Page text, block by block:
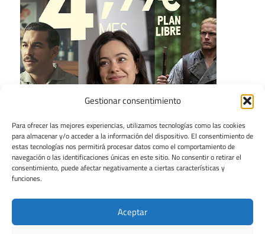
Gestionar consentimiento
Para ofrecer las mejores experiencias, utilizamos tecnologías como las cookies
para almacenar y/o acceder a la información del dispositivo. El consentimiento de
estas tecnologías nos permitirá procesar datos como el comportamiento de
navegación o las identificaciones únicas en este sitio. No consentir o retirar el
consentimiento, puede afectar negativamente a ciertas características y
funciones.
Aceptar